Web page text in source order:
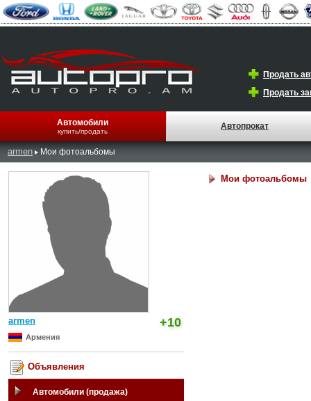
Продать
Продать
Автомобили
купить/продать
Автопрокат
armen Мои фотоальбомы
armen +10
Армения
Объявления
Автомобили (продажа)
Мои фотоальбомы